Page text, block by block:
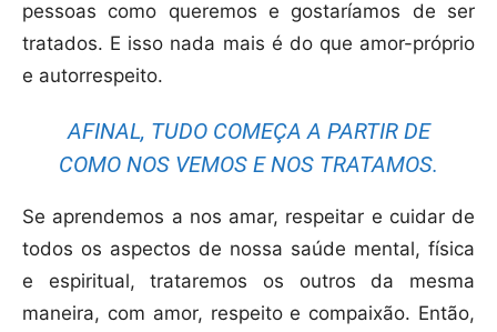
pessoas como queremos e gostaríamos de ser
tratados. E isso nada mais é do que amor-próprio
e autorrespeito.
AFINAL, TUDO COMEÇA A PARTIR DE
COMO NOS VEMOS E NOS TRATAMOS.
Se aprendemos a nos amar, respeitar e cuidar de
todos os aspectos de nossa saúde mental, física
e espiritual, trataremos os outros da mesma
maneira, com amor, respeito e compaixão. Então,